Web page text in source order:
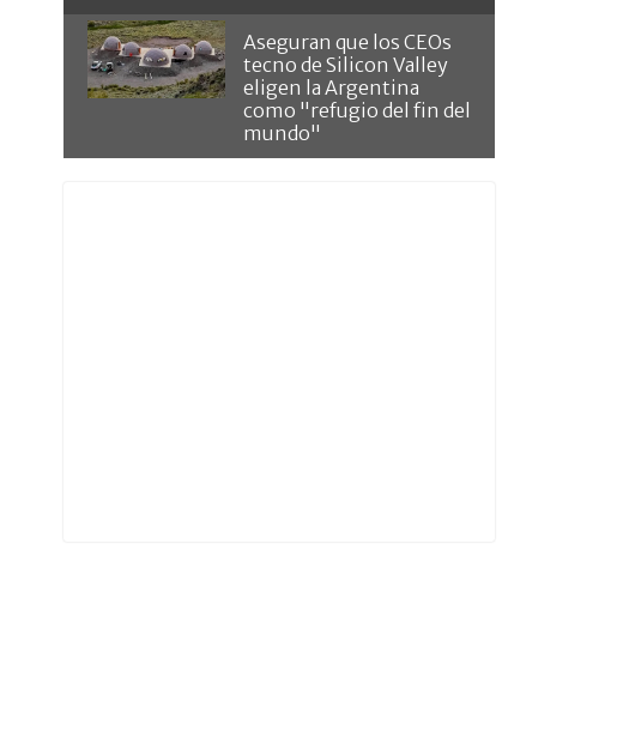
Aseguran que los CEOs
tecno de Silicon Valley
eligen la Argentina
como "refugio del fin del
mundo"